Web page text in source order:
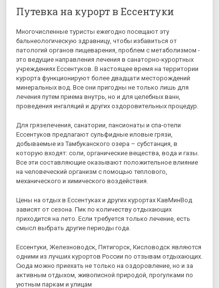
Путевка на курорт в Ессентуки
Многочисленные туристы ежегодно посещают эту
бальнеологическую здравницу, чтобы избавиться от
патологий органов пищеварения, проблем с метаболизмом -
это ведущие направления лечения в санаторно-курортных
учреждениях Ессентуков. В настоящее время на территории
курорта функционируют более двадцати месторождений
минеральных вод. Все они пригодны не только лишь для
лечения путем приема внутрь, но и для целебных ванн,
проведения ингаляций и других оздоровительных процедур.
Для грязелечения, санатории, пансионаты и спа-отели
Ессентуков предлагают сульфидные иловые грязи,
добываемые из Тамбуканского озера – субстанция, в
которую входят: соли, органические вещества, вода и газы.
Все эти составляющие оказывают положительное влияние
на человеческий организм с помощью теплового,
механического и химического воздействия.
Цены на отдых в Ессентуках и других курортах КавМинВод
зависят от сезона. Пик по количеству отдыхающих
приходится на лето. Если требуется только лечение, есть
смысл выбрать другие периоды года.
Ессентуки, Железноводск, Пятигорск, Кисловодск являются
одними из лучших курортов России по отзывам отдыхающих.
Сюда можно приехать не только на оздоровление, но и за
активным отдыхом, живописной природой, прогулками по
уютным паркам и улицам